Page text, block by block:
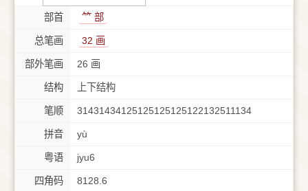
部首 ⺮ 部
总笔画 32 画
部外笔画 26 画
结构 上下结构
笔顺 31431434125125125125122132511134
拼音 yù
粤语 jyu6
四角码 8128.6